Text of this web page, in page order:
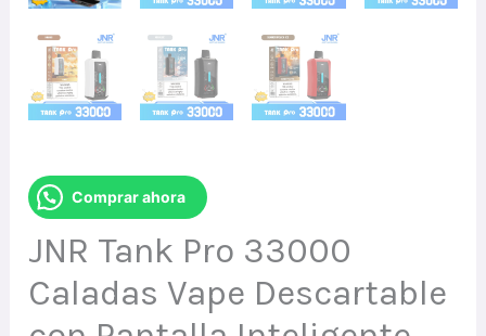
Comprar ahora
JNR Tank Pro 33000
Caladas Vape Descartable